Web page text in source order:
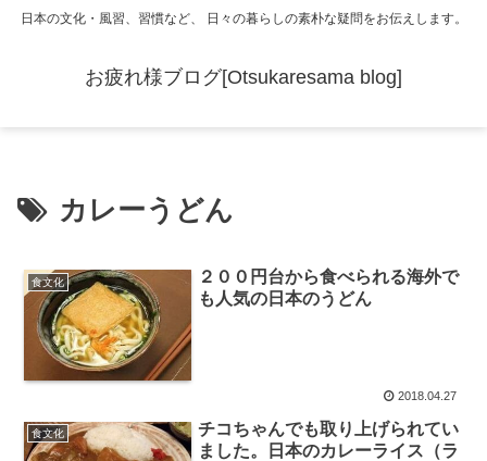
日本の文化・風習、習慣など、 日々の暮らしの素朴な疑問をお伝えします。
お疲れ様ブログ[Otsukaresama blog]
カレーうどん
食文化
２００円台から食べられる海外で
も人気の日本のうどん
2018.04.27
食文化
チコちゃんでも取り上げられてい
ました。日本のカレーライス（ラ